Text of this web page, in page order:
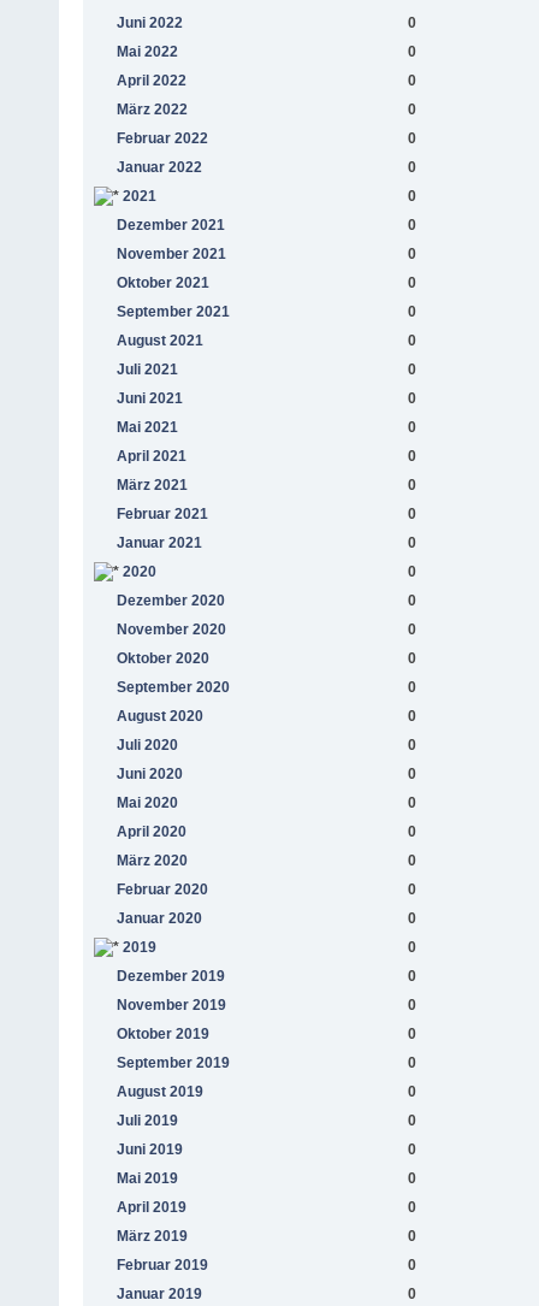
Juni 2022
0
Mai 2022
0
April 2022
0
März 2022
0
Februar 2022
0
Januar 2022
0
2021
0
Dezember 2021
0
November 2021
0
Oktober 2021
0
September 2021
0
August 2021
0
Juli 2021
0
Juni 2021
0
Mai 2021
0
April 2021
0
März 2021
0
Februar 2021
0
Januar 2021
0
2020
0
Dezember 2020
0
November 2020
0
Oktober 2020
0
September 2020
0
August 2020
0
Juli 2020
0
Juni 2020
0
Mai 2020
0
April 2020
0
März 2020
0
Februar 2020
0
Januar 2020
0
2019
0
Dezember 2019
0
November 2019
0
Oktober 2019
0
September 2019
0
August 2019
0
Juli 2019
0
Juni 2019
0
Mai 2019
0
April 2019
0
März 2019
0
Februar 2019
0
Januar 2019
0